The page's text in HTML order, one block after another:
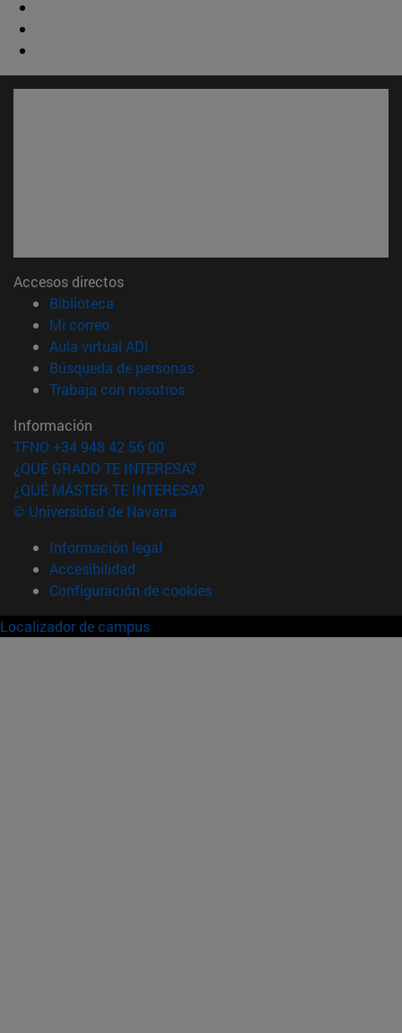
Accesos directos
Biblioteca
Mi correo(abre en nueva ventana)
Aula virtual ADI
Búsqueda de personas(abre en nueva ventana)
Trabaja con nosotros(abre en nueva ventana)
Información
TFNO +34 948 42 56 00
¿QUÉ GRADO TE INTERESA?
¿QUÉ MÁSTER TE INTERESA?
© Universidad de Navarra
Información legal
Accesibilidad
Configuración de cookies
Localizador de campus